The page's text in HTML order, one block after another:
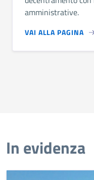
amministrative.
VAI ALLA PAGINA
In evidenza